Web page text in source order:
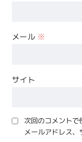
メール ※
サイト
次回のコメントで
メールアドレス、